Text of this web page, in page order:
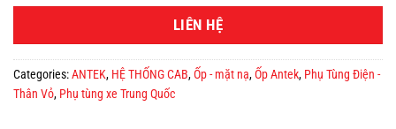
LIÊN HỆ
Categories:ANTEK, HỆ THỐNG CAB,Ốp - mặt nạ,Ốp Antek, Phụ Tùng Điện -
Thân Vỏ, Phụ tùng xe Trung Quốc